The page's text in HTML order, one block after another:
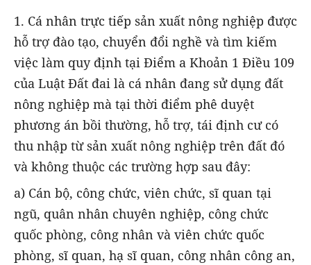
1. Cá nhân trực tiếp sản xuất nông nghiệp được
hỗ trợ đào tạo, chuyển đổi nghề và tìm kiếm
việc làm quy định tại Điểm a Khoản 1 Điều 109
của Luật Đất đai là cá nhân đang sử dụng đất
nông nghiệp mà tại thời điểm phê duyệt
phương án bồi thường, hỗ trợ, tái định cư có
thu nhập từ sản xuất nông nghiệp trên đất đó
và không thuộc các trường hợp sau đây:
a) Cán bộ, công chức, viên chức, sĩ quan tại
ngũ, quân nhân chuyên nghiệp, công chức
quốc phòng, công nhân và viên chức quốc
phòng, sĩ quan, hạ sĩ quan, công nhân công an,